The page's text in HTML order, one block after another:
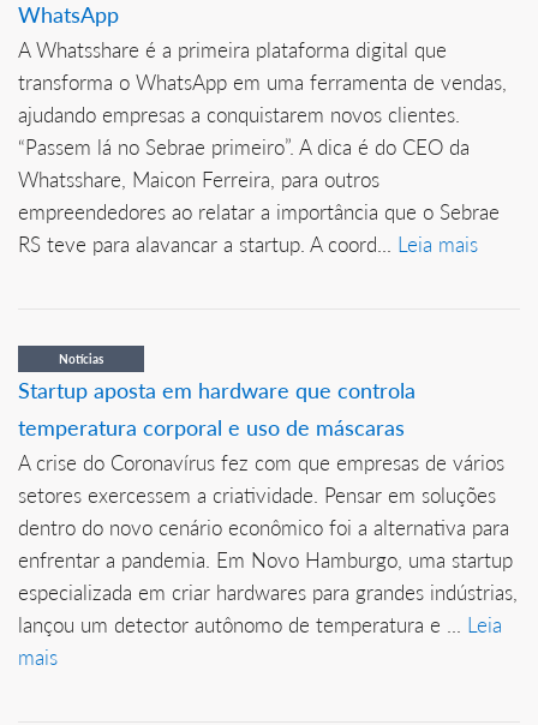
WhatsApp
A Whatsshare é a primeira plataforma digital que
transforma o WhatsApp em uma ferramenta de vendas,
ajudando empresas a conquistarem novos clientes.
“Passem lá no Sebrae primeiro”. A dica é do CEO da
Whatsshare, Maicon Ferreira, para outros
empreendedores ao relatar a importância que o Sebrae
RS teve para alavancar a startup. A coord... Leia mais
Notícias
Startup aposta em hardware que controla
temperatura corporal e uso de máscaras
A crise do Coronavírus fez com que empresas de vários
setores exercessem a criatividade. Pensar em soluções
dentro do novo cenário econômico foi a alternativa para
enfrentar a pandemia. Em Novo Hamburgo, uma startup
especializada em criar hardwares para grandes indústrias,
lançou um detector autônomo de temperatura e ... Leia
mais